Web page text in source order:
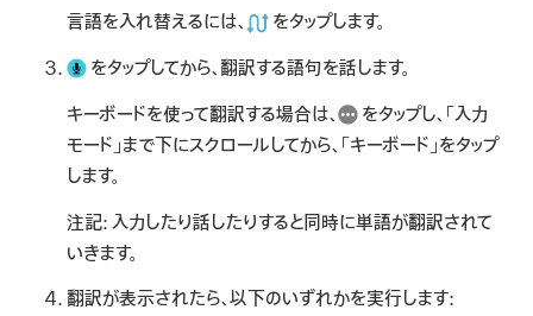
言語を入れ替えるには、
をタップします。
をタップしてから、翻訳する語句を話します。
キーボードを使って翻訳する場合は、
をタップし、「入力
モード」まで下にスクロールしてから、「キーボード」をタップ
します。
注記:入力したり話したりすると同時に単語が翻訳されて
いきます。
翻訳が表示されたら、以下のいずれかを実行します: